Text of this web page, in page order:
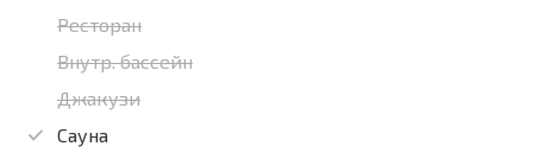
Ресторан
Внутр. бассейн
Джакузи
Сауна